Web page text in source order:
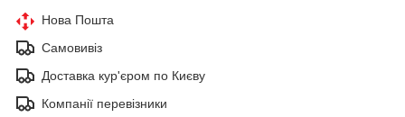
Нова Пошта
Самовивіз
Доставка кур'єром по Києву
Компанії перевізники